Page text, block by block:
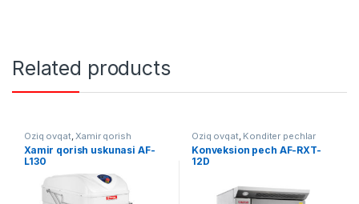
Related products
Oziq ovqat,Xamir qorish
uskunalari
Xamir qorish uskunasi AF-
L130
Oziq ovqat, Konditer pechlar
Konveksion pech AF-RXT-
12D